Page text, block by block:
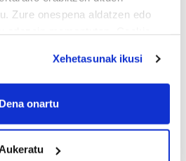
Zure onespena aldatzen edo
like to:
about your geographical
by actively scanning it for
Xehetasunak ikusi
Dena onartu
28º 18º